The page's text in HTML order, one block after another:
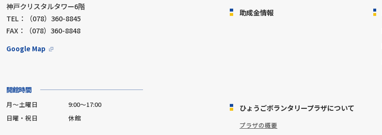
神戸クリスタルタワー6階
TEL：（078）360-8845
FAX：（078）360-8848
Google Map
開館時間
月～土曜日
9:00～17:00
日曜・祝日
休館
助成金情報
ひょうごボランタリープラザについて
プラザの概要